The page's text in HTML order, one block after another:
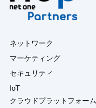
ネットワーク
マーケティング
セキュリティ
IoT
クラウドプラットフォーム